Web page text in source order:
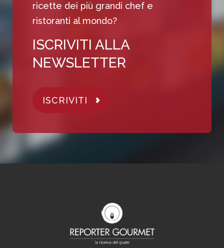
ricette dei più grandi chef e
ristoranti al mondo?
ISCRIVITI ALLA
NEWSLETTER
ISCRIVITI